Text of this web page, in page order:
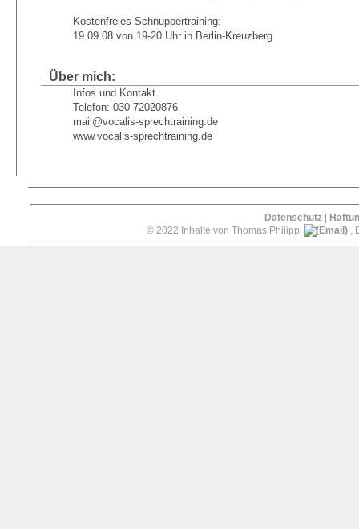
Kostenfreies Schnuppertraining:
19.09.08 von 19-20 Uhr in Berlin-Kreuzberg
Über mich:
Infos und Kontakt
Telefon: 030-72020876
mail@vocalis-sprechtraining.de
www.vocalis-sprechtraining.de
Datenschutz
© 2022 Inhalte von Thomas Philipp
,